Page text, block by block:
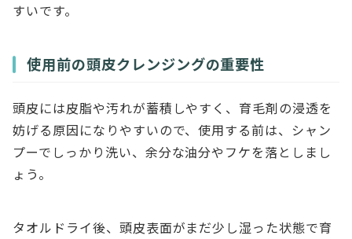
すいです。
使用前の頭皮クレンジングの重要性
頭皮には皮脂や汚れが蓄積しやすく、育毛剤の浸透を
妨げる原因になりやすいので、使用する前は、シャン
プーでしっかり洗い、余分な油分やフケを落としまし
ょう。
タオルドライ後、頭皮表面がまだ少し湿った状態で育